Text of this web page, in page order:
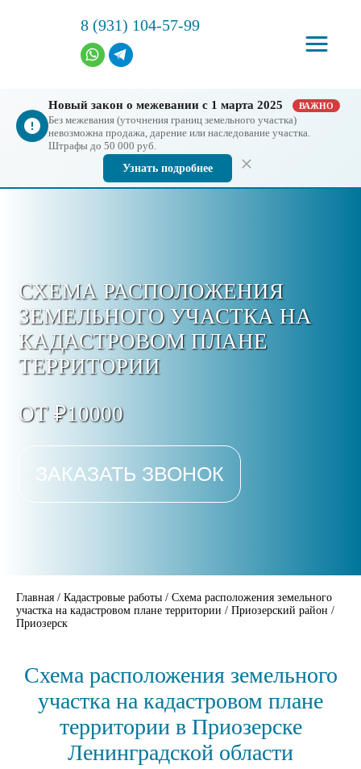
8 (931) 104-57-99
Новый закон о межевании с 1 марта 2025 ВАЖНО
Без межевания (уточнения границ земельного участка)
невозможна продажа, дарение или наследование участка.
Штрафы до 50 000 руб.
Узнать подробнее
СХЕМА РАСПОЛОЖЕНИЯ
ЗЕМЕЛЬНОГО УЧАСТКА НА
КАДАСТРОВОМ ПЛАНЕ
ТЕРРИТОРИИ
ОТ ₽10000
ЗАКАЗАТЬ ЗВОНОК
Главная / Кадастровые работы / Схема расположения земельного
участка на кадастровом плане территории / Приозерский район /
Приозерск
Схема расположения земельного
участка на кадастровом плане
территории в Приозерске
Ленинградской области